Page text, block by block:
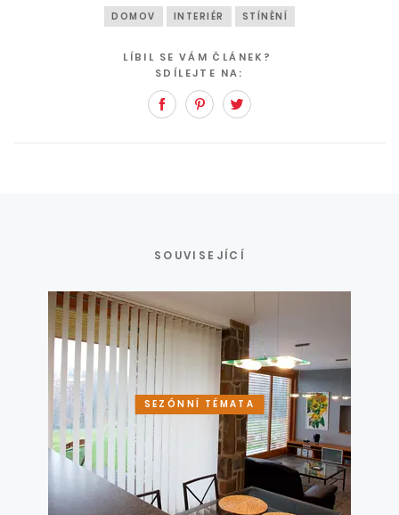
DOMOV INTERIÉR STÍNĚNÍ
LÍBIL SE VÁM ČLÁNEK?
SDÍLEJTE NA:
FacebookPinterest
SOUVISEJÍCÍ
SEZÓNNÍ TÉMATA